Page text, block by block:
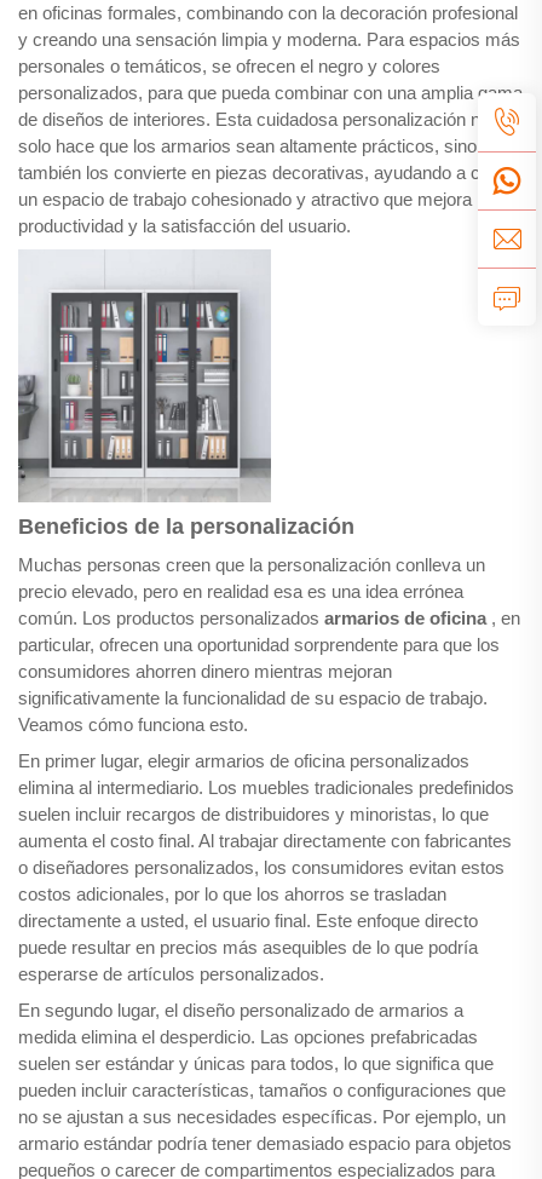
en oficinas formales, combinando con la decoración profesional
y creando una sensación limpia y moderna. Para espacios más
personales o temáticos, se ofrecen el negro y colores
personalizados, para que pueda combinar con una amplia gama
de diseños de interiores. Esta cuidadosa personalización no
solo hace que los armarios sean altamente prácticos, sino que
también los convierte en piezas decorativas, ayudando a crear
un espacio de trabajo cohesionado y atractivo que mejora la
productividad y la satisfacción del usuario.
Beneficios de la personalización
Muchas personas creen que la personalización conlleva un
precio elevado, pero en realidad esa es una idea errónea
común. Los productos personalizados armarios de oficina , en
particular, ofrecen una oportunidad sorprendente para que los
consumidores ahorren dinero mientras mejoran
significativamente la funcionalidad de su espacio de trabajo.
Veamos cómo funciona esto.
En primer lugar, elegir armarios de oficina personalizados
elimina al intermediario. Los muebles tradicionales predefinidos
suelen incluir recargos de distribuidores y minoristas, lo que
aumenta el costo final. Al trabajar directamente con fabricantes
o diseñadores personalizados, los consumidores evitan estos
costos adicionales, por lo que los ahorros se trasladan
directamente a usted, el usuario final. Este enfoque directo
puede resultar en precios más asequibles de lo que podría
esperarse de artículos personalizados.
En segundo lugar, el diseño personalizado de armarios a
medida elimina el desperdicio. Las opciones prefabricadas
suelen ser estándar y únicas para todos, lo que significa que
pueden incluir características, tamaños o configuraciones que
no se ajustan a sus necesidades específicas. Por ejemplo, un
armario estándar podría tener demasiado espacio para objetos
pequeños o carecer de compartimentos especializados para